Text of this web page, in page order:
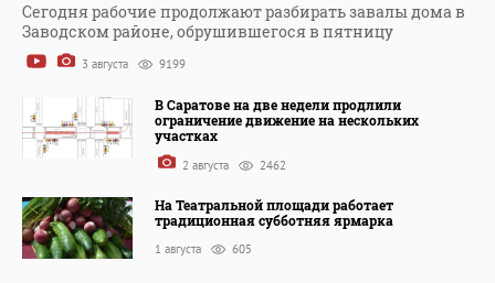
Сегодня рабочие продолжают разбирать завалы дома в
Заводском районе, обрушившегося в пятницу
3 августа 9199
В Саратове на две недели продлили
ограничение движение на нескольких
участках
2 августа 2462
На Театральной площади работает
традиционная субботняя ярмарка
1 августа 605